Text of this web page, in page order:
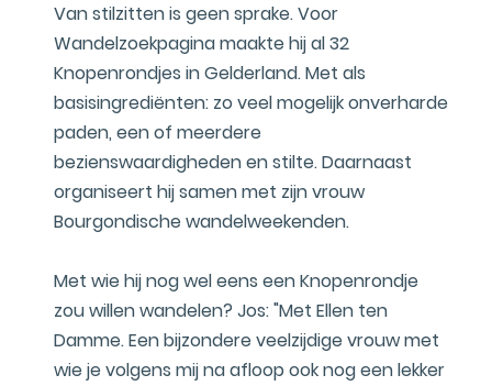
Van stilzitten is geen sprake. Voor
Wandelzoekpagina maakte hij al 32
Knopenrondjes in Gelderland. Met als
basisingrediënten: zo veel mogelijk onverharde
paden, een of meerdere
bezienswaardigheden en stilte. Daarnaast
organiseert hij samen met zijn vrouw
Bourgondische wandelweekenden.
Met wie hij nog wel eens een Knopenrondje
zou willen wandelen? Jos: "Met Ellen ten
Damme. Een bijzondere veelzijdige vrouw met
wie je volgens mij na afloop ook nog een lekker